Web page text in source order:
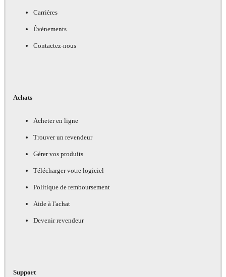
Carrières
Événements
Contactez-nous
Achats
Acheter en ligne
Trouver un revendeur
Gérer vos produits
Télécharger votre logiciel
Politique de remboursement
Aide à l'achat
Devenir revendeur
Support